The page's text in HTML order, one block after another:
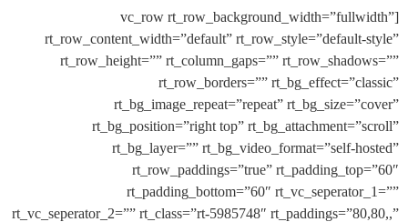
[vc_row
rt_row_content_width=”default”
rt_row_height=”” rt_column_gaps=””
rt_row_borders=””
rt_bg_image_repeat=”repeat”
rt_bg_position=”right top”
rt_bg_layer=”” rt_bg_video_format=”self-
rt_row_paddings=”true”
rt_padding_bottom=”60″
rt_vc_seperator_2=”” rt_class=”rt-5985748″